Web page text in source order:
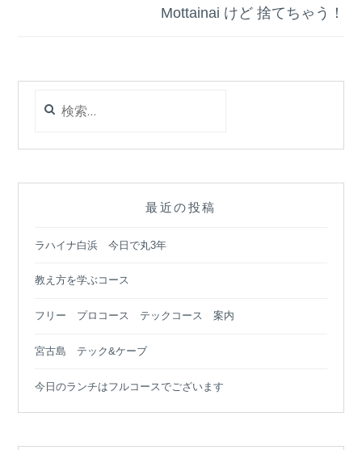
ー
Mottainai けど 捨てちゃう！
索:
最近の投稿
ラハイナ白浜 今日で丸3年
教え方を学ぶコース
フリー プロコース テックコース 案内
宮古島 テック&ケーブ
今日のランチはフルコースでございます